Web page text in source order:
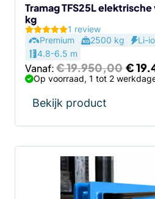
Tramag TFS25L
kg
1 review
Premium
2500 kg Li-
4.8-6.5 m
Vanaf:€19.950,00
prijs
was:
€
Op voorraad, 1 tot 2
Bekijk product
de
productpagina